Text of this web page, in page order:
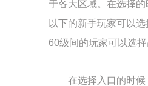
于各大区域。在选择
以下的新手玩家可以
60级间的玩家可以选
在选择入口的时